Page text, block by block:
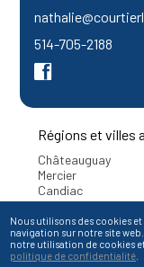
514-705-2188
Régions et villes
Châteauguay
Mercier
Candiac
Beauharnois
Sainte-Martine
Nous utilisons des cookies
navigation sur notre site
notre utilisation de cookies
politique de confidentialité